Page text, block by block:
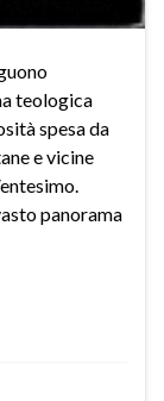
teologica
spesa da
e vicine
panorama